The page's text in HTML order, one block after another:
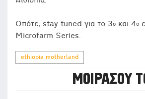
Οπότε, stay tuned για το 3ο και 4ο
Microfarm Series.
ethiopia motherland
ΜΟΙΡΆΣΟΥ